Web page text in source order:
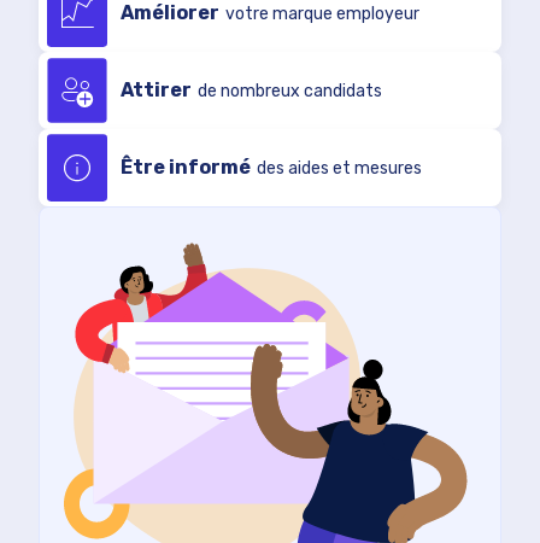
Améliorer votre marque employeur
Attirer de nombreux candidats
Être informé des aides et mesures